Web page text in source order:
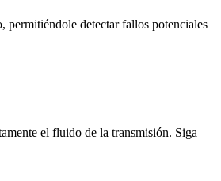
permitiéndole detectar fallos potenciales
el fluido de la transmisión. Siga